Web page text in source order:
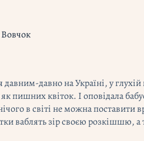
давно на Україні, у
пишних квіток. І оповідала
в світі не можна
ваблять зір своєю розкішшю,